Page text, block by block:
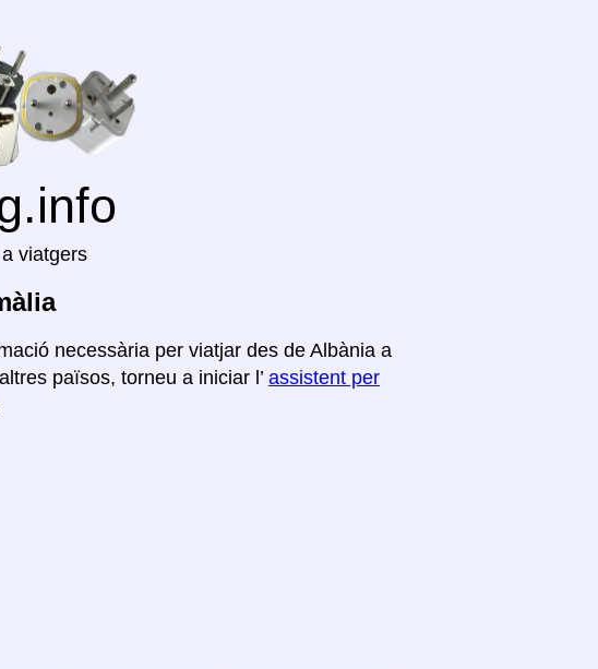
viatgers
necessària per viatjar des de Albània a
països, torneu a iniciar l’ assistent per